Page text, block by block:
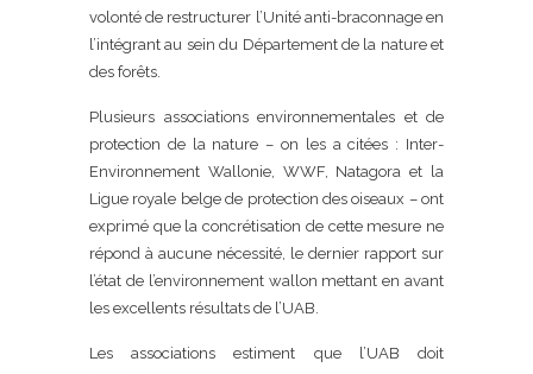
volonté de restructurer l’Unité anti-braconnage en
l’intégrant au sein du Département de la nature et
des forêts.
Plusieurs associations environnementales et de
protection de la nature – on les a citées : Inter-
Environnement Wallonie, WWF, Natagora et la
Ligue royale belge de protection des oiseaux – ont
exprimé que la concrétisation de cette mesure ne
répond à aucune nécessité, le dernier rapport sur
l’état de l’environnement wallon mettant en avant
les excellents résultats de l’UAB.
Les associations estiment que l’UAB doit